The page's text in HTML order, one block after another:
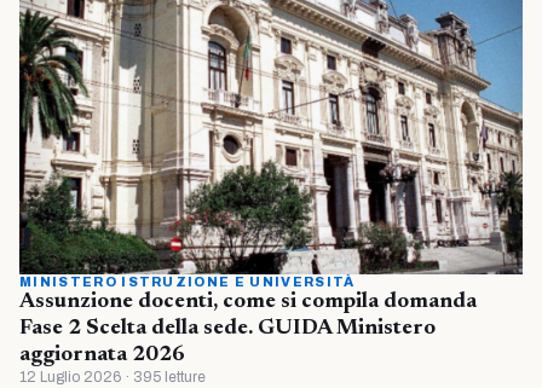
MINISTERO ISTRUZIONE E UNIVERSITÀ
Assunzione docenti, come si compila domanda
Fase 2 Scelta della sede. GUIDA Ministero
aggiornata 2026
12 Luglio 2026 · 395 letture